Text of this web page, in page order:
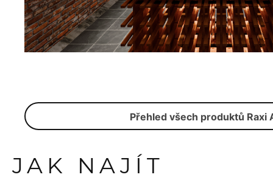
Přehled všech produktů Raxi
JAK NAJÍT